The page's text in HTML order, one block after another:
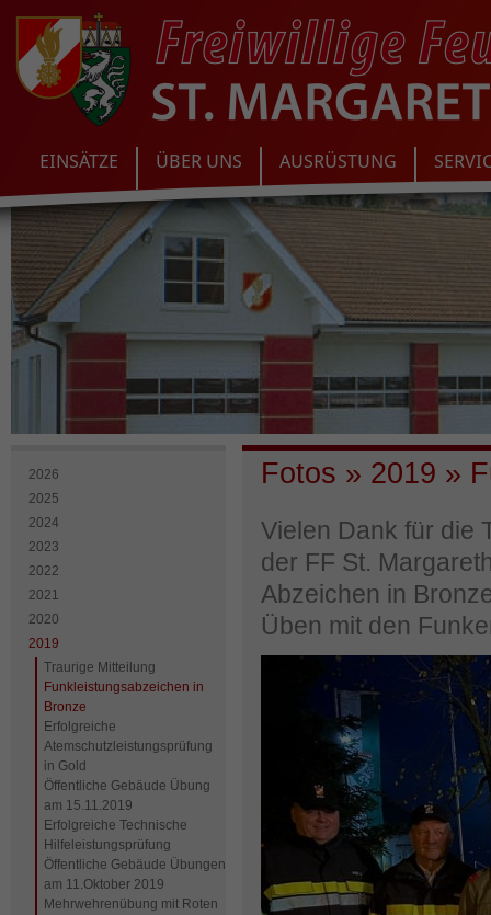
EINSÄTZE ÜBER UNS AUSRÜSTUNG
2026
2025
2024
2023
2022
2021
2020
2019
Traurige Mitteilung
Funkleistungsabzeichen in
Bronze
Erfolgreiche
Atemschutzleistungsprüfung
in Gold
Öffentliche Gebäude Übung
am 15.11.2019
Erfolgreiche Technische
Hilfeleistungsprüfung
Öffentliche Gebäude Übungen
am 11.Oktober 2019
Mehrwehrenübung mit Roten
Fotos » 2019 »
Vielen Dank für die
der FF St.
Abzeichen in
Üben mit den